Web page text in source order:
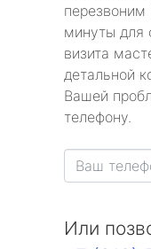
минуты для
визита
детальной
Вашей
телефону.
Или